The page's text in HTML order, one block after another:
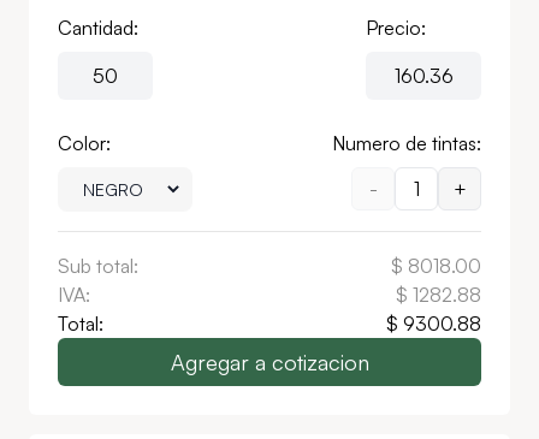
Cantidad: Precio:
Color:
Numero de tintas:
-
1 +
Sub total: $ 8018.00
IVA:
$ 1282.88
Total:
$ 9300.88
Agregar a cotizacion